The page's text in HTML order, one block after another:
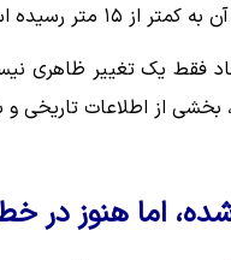
از ۱۵ متر رسیده است.
فقط یک تغییر ظاهری
بخشی از اطلاعات
اما هنوز در